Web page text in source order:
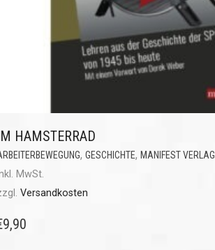
HAMSTERRAD
, GESCHICHTE, MANIFEST VERLAG
MwSt.
Versandkosten
9,90